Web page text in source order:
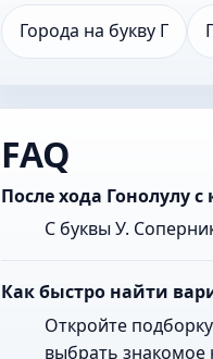
Города на букву Г
FAQ
После хода Гонолулу
С буквы У.
Как быстро найти
Откройте
выбрать знакомое